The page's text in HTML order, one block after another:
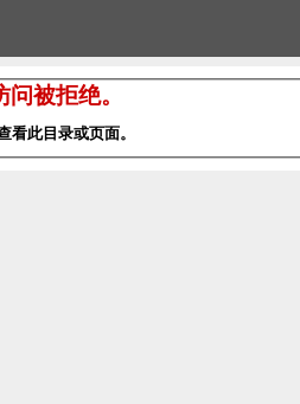
被拒绝。
看此目录或页面。